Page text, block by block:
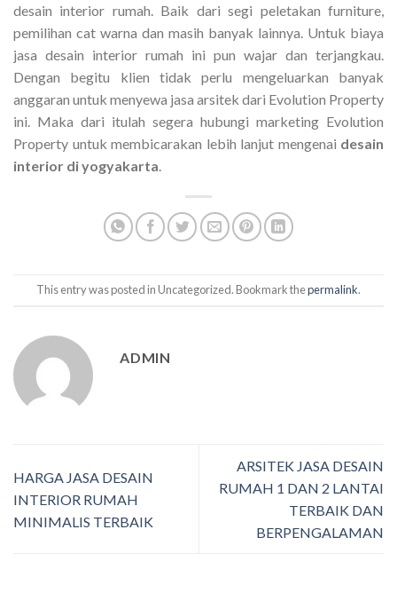
desain interior rumah. Baik dari segi peletakan furniture,
pemilihan cat warna dan masih banyak lainnya. Untuk biaya
jasa desain interior rumah ini pun wajar dan terjangkau.
Dengan begitu klien tidak perlu mengeluarkan banyak
anggaran untuk menyewa jasa arsitek dari Evolution Property
ini. Maka dari itulah segera hubungi marketing Evolution
Property untuk membicarakan lebih lanjut mengenai desain
interior di yogyakarta
This entry was posted in Uncategorized. Bookmark thepermalink.
ADMIN
HARGA JASA DESAIN
INTERIOR RUMAH
MINIMALIS TERBAIK
ARSITEK JASA DESAIN
RUMAH 1 DAN 2 LANTAI
TERBAIK DAN
BERPENGALAMAN